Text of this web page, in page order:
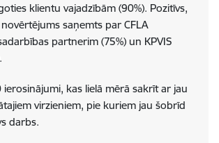
klientu vajadzībām (90%). Pozitīvs,
saņemts par CFLA
partnerim (75%) un KPVIS
ierosinājumi, kas lielā mērā sakrīt ar jau
virzieniem, pie kuriem jau šobrīd
darbs.